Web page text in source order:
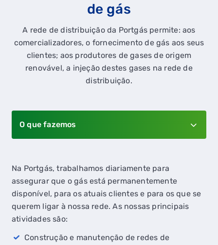
de gás
A rede de distribuição da Portgás permite: aos
comercializadores, o fornecimento de gás aos seus
clientes; aos produtores de gases de origem
renovável, a injeção destes gases na rede de
distribuição.
O que fazemos
Na Portgás, trabalhamos diariamente para
assegurar que o gás está permanentemente
disponível, para os atuais clientes e para os que se
querem ligar à nossa rede. As nossas principais
atividades são:
Construção e manutenção de redes de